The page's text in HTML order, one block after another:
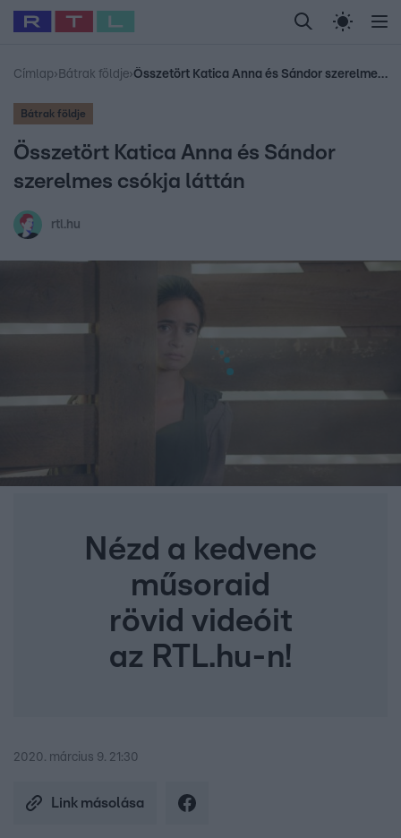
Legfrissebb RTL Híradó Randi Celeb vagyok,
Babits Marcella Most Wanted Gallusz
Címlap› Bátrak földje› Összetört Katica Anna és Sándor szerelmes csókja láttán
Bátrak földje
Összetört Katica Anna és Sándor
szerelmes csókja láttán
rtl.hu
Nézd a kedvenc
műsoraid
rövid videóit
az RTL.hu-n!
2020. március 9. 21:30
Link másolása